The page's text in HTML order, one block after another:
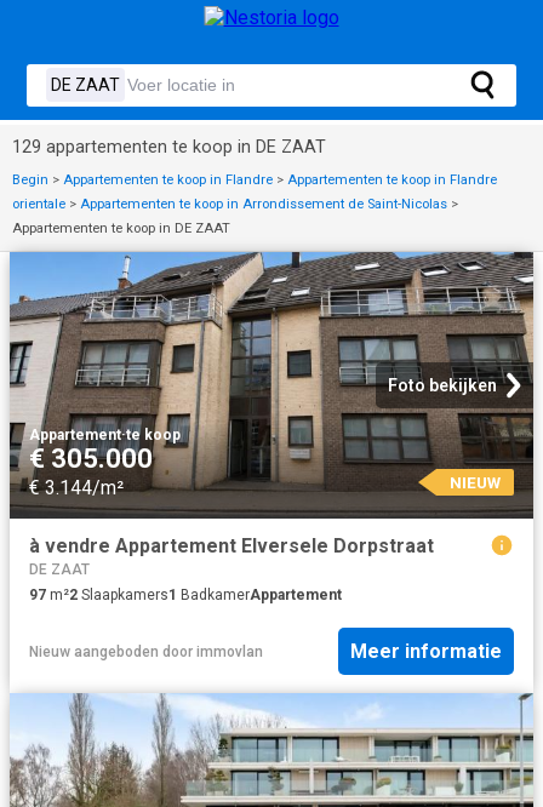
129 appartementen te koop in DE ZAAT
Begin > Appartementen te koop in Flandre > Appartementen te koop in Flandre
orientale > Appartementen te koop in Arrondissement de Saint-Nicolas >
Appartementen te koop in DE ZAAT
Foto bekijken
Appartement·te koop
€ 305.000
€ 3.144/m² NIEUW
à vendre Appartement Elversele Dorpstraat
DE ZAAT
97 m²2 Slaapkamers1 BadkamerAppartement
Nieuw aangeboden door immovlan Meer informatie